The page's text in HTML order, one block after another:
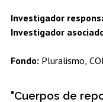
Investigador
Investigador
Fondo: Pluralismo,
"Cuerpos de